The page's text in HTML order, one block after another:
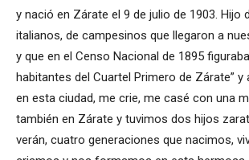
y nació en Zárate el 9 de julio de 1903. Hijo
italianos, de campesinos que llegaron a
y que en el Censo Nacional de 1895
habitantes del Cuartel Primero de Zárate” y
en esta ciudad, me crie, me casé con una
también en Zárate y tuvimos dos hijos
verán, cuatro generaciones que nacimos,